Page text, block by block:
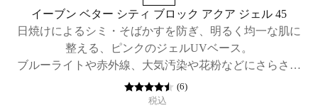
イーブン ベター シティ ブロック アクア ジェル 45
日焼けによるシミ・そばかすを防ぎ、明るく均一な肌に
整える、ピンクのジェルUVベース。
ブルーライトや赤外線、大気汚染や花粉などにさらされ
た素肌を守る、日焼け止め兼メーク下地。SPF45 / PA+++
(6)
税込